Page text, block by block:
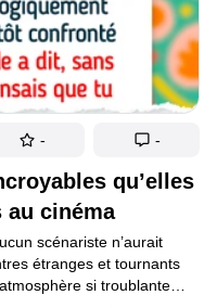
qu’elles
au cinéma
scénariste n’aurait
étranges et tournants
si troublante
- -